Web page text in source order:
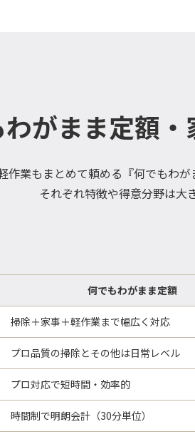
わがまま定額
作業もまとめて頼める『何でもわ
それぞれ特徴や得意分野は大
何でもわがまま定額
掃除＋家事＋軽作業まで幅広く対応
プロ品質の掃除とその他は日常レベル
プロ対応で短時間・効率的
時間制で明朗会計（30分単位）